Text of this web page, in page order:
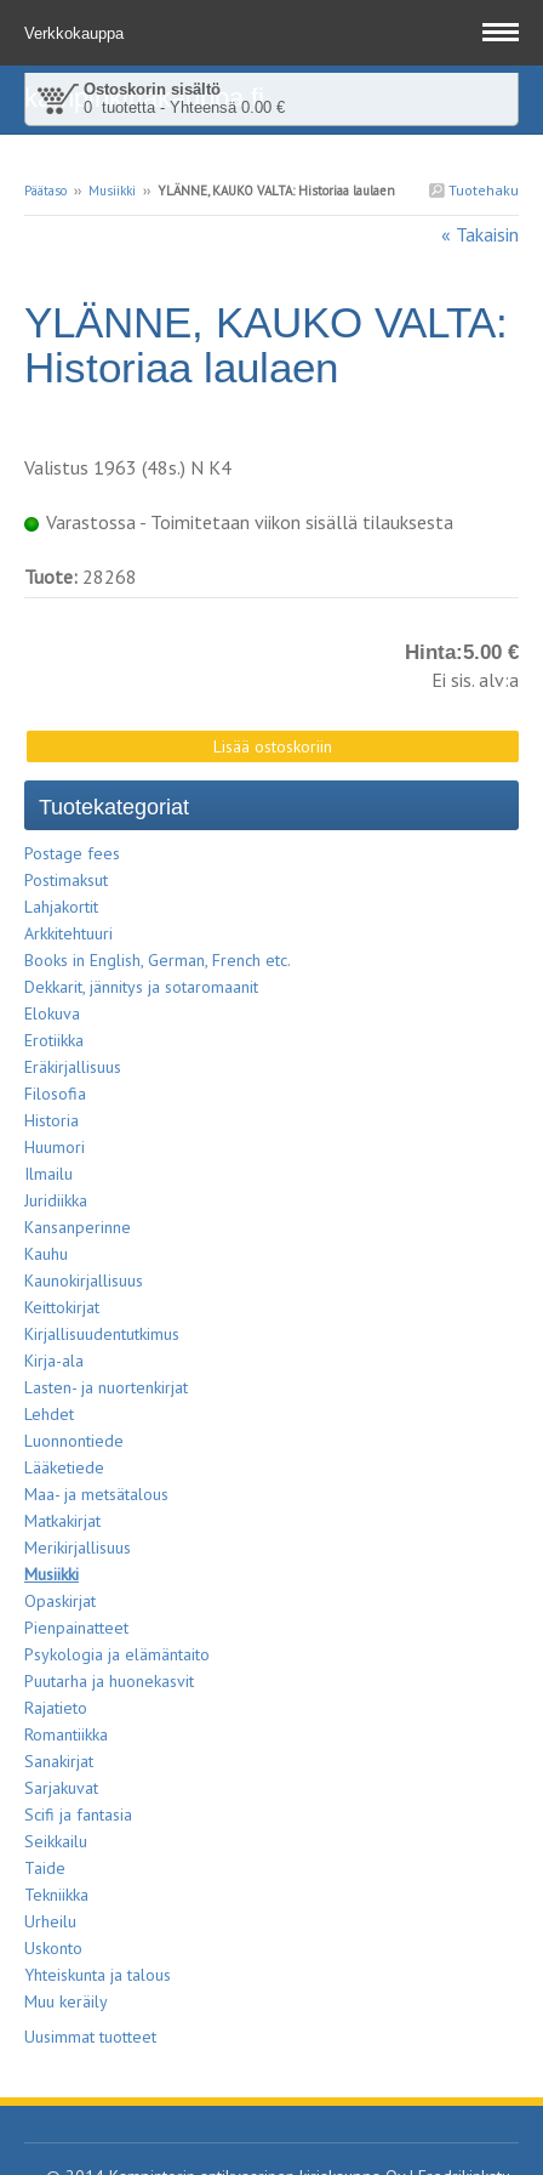
Verkkokauppa
Ostoskorin sisältö
0 tuotetta - Yhteensä 0.00 €
kampinkirjakauppa.fi
Tuotehaku
Päätaso ›› Musiikki ›› YLÄNNE, KAUKO VALTA: Historiaa laulaen
« Takaisin
YLÄNNE, KAUKO VALTA:
Historiaa laulaen
Valistus 1963 (48s.) N K4
Varastossa - Toimitetaan viikon sisällä tilauksesta
Tuote: 28268
Hinta:5.00 €
Ei sis. alv:a
Tuotekategoriat
Postage fees
Postimaksut
Lahjakortit
Arkkitehtuuri
Books in English, German, French etc.
Dekkarit, jännitys ja sotaromaanit
Elokuva
Erotiikka
Eräkirjallisuus
Filosofia
Historia
Huumori
Ilmailu
Juridiikka
Kansanperinne
Kauhu
Kaunokirjallisuus
Keittokirjat
Kirjallisuudentutkimus
Kirja-ala
Lasten- ja nuortenkirjat
Lehdet
Luonnontiede
Lääketiede
Maa- ja metsätalous
Matkakirjat
Merikirjallisuus
Musiikki
Opaskirjat
Pienpainatteet
Psykologia ja elämäntaito
Puutarha ja huonekasvit
Rajatieto
Romantiikka
Sanakirjat
Sarjakuvat
Scifi ja fantasia
Seikkailu
Taide
Tekniikka
Urheilu
Uskonto
Yhteiskunta ja talous
Muu keräily
Uusimmat tuotteet